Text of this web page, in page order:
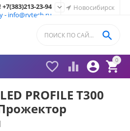
Новосибирск
23-94
- info@rvtech.ru

0


 

PROFILE T300